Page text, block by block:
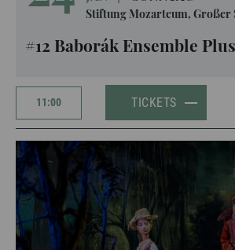
Stiftung Mozarteum, Großer
#12 Baborák Ensemble Plus
11:00 TICKETS